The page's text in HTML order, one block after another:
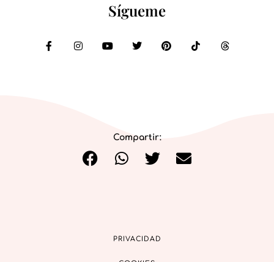
Sígueme
Compartir:
PRIVACIDAD